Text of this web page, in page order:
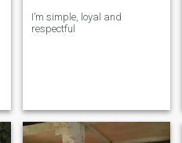
I’m simple, loyal and
respectful